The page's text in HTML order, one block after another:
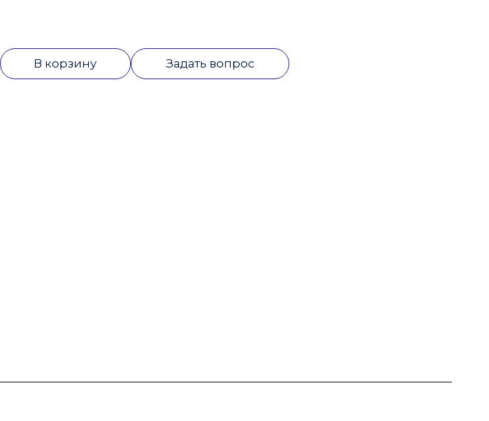
В корзину Задать вопрос